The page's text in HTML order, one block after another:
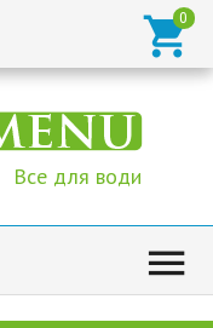

Все для води
